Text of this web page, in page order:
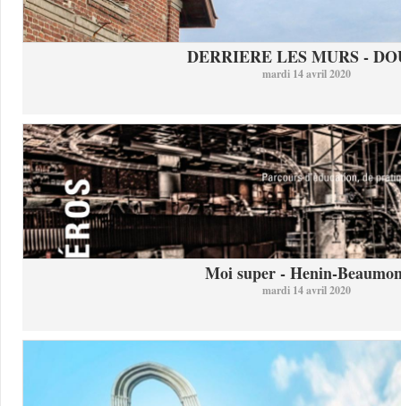
DERRIERE LES MURS -
mardi 14 avril 2020
Moi super - Henin-
mardi 14 avril 2020